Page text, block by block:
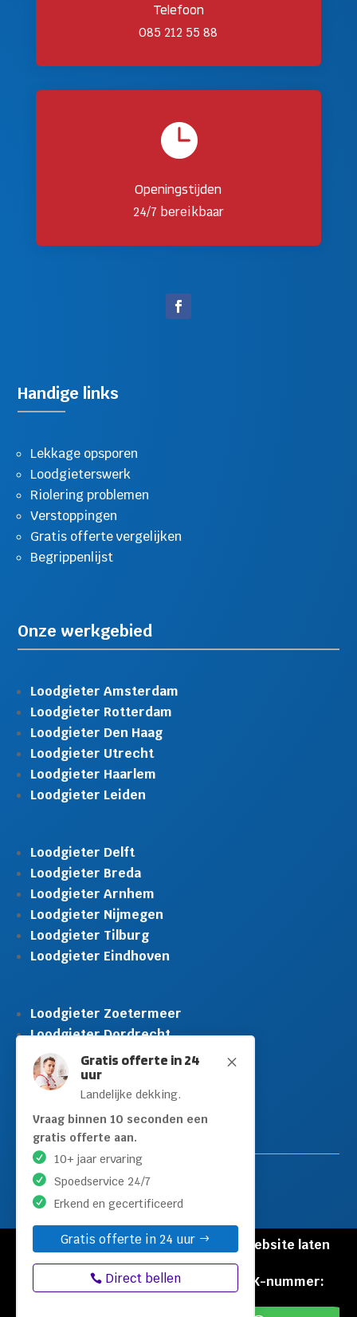
Telefoon
085 212 55 88

Openingstijden
24/7 bereikbaar
M
Gratis offerte in 24
uur
Landelijke dekking.
Vraag binnen 10 seconden een
gratis offerte aan.
10+ jaar ervaring
Spoedservice 24/7
Erkend en gecertificeerd
Gratis offerte in 24 uur
Direct bellen
Handige links
Lekkage opsporen
Loodgieterswerk
Riolering problemen
Verstoppingen
Gratis offerte vergelijken
Begrippenlijst
Onze werkgebied
Loodgieter Amsterdam
Loodgieter Rotterdam
Loodgieter Den Haag
Loodgieter Utrecht
Loodgieter Haarlem
Loodgieter Leiden
Loodgieter Delft
Loodgieter Breda
Loodgieter Arnhem
Loodgieter Nijmegen
Loodgieter Tilburg
Loodgieter Eindhoven
Loodgieter Zoetermeer
Loodgieter Dordrecht
Loodgieter Rijswijk
Loodgieter Schiedam
Loodgieter Leidschendam
Loodgieter Hilversum
© Copyright Loodgieters Kwartier |
Website laten
maken door Flexamedia
Privacyverklaring|Disclaimer
KVK-nummer: